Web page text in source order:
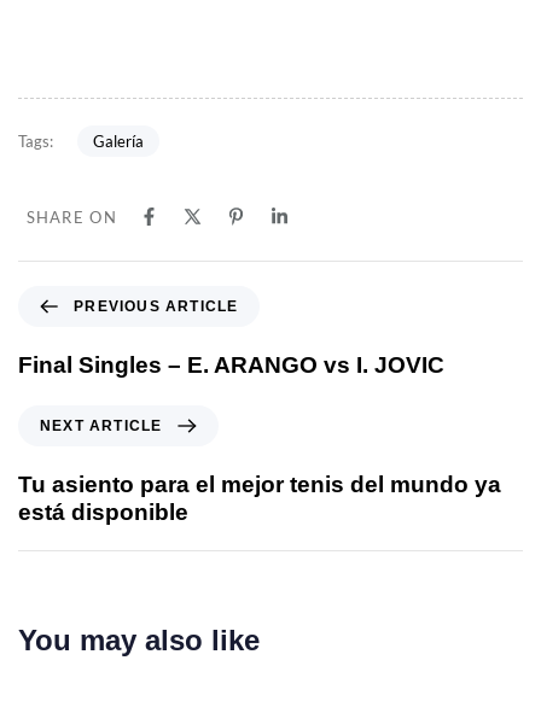
Tags: Galería
SHARE ON
PREVIOUS ARTICLE
Final Singles – E. ARANGO vs I. JOVIC
NEXT ARTICLE
Tu asiento para el mejor tenis del mundo ya
está disponible
You may also like